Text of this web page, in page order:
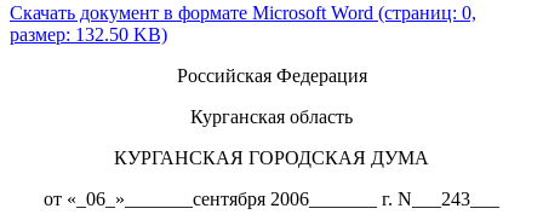
Скачать документ в формате Microsoft Word (страниц: 0,
размер: 132.50 KB)
Российская Федерация
Курганская область
КУРГАНСКАЯ ГОРОДСКАЯ ДУМА
от «_06_»_______сентября 2006_______ г. N___243___